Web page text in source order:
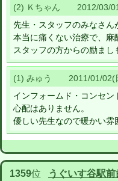
(2) Ｋちゃん 2012/03/
先生・スタッフのみなさん
本当に痛くない治療で、麻
スタッフの方からの励まし
(1) みゅう 2011/01/02(
インフォームド・コンセ
心配はありません。
優しい先生なので暖かい雰
1359位 うぐいす谷駅前